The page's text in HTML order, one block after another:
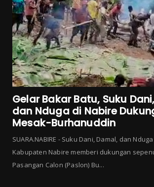
Gelar Bakar Batu, Suku
dan Nduga di Nabire
Mesak-Burhanuddin
SUARA.NABIRE - Suku Dani, Damal, dan
Kabupaten Nabire memberi dukungan
Pasangan Calon (Paslon) Bu...